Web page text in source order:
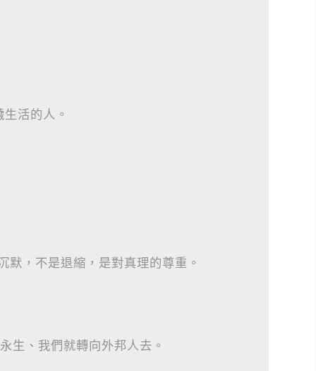
活的人。
，不是退縮，是對真理的尊重。
生、我們就轉向外邦人去。